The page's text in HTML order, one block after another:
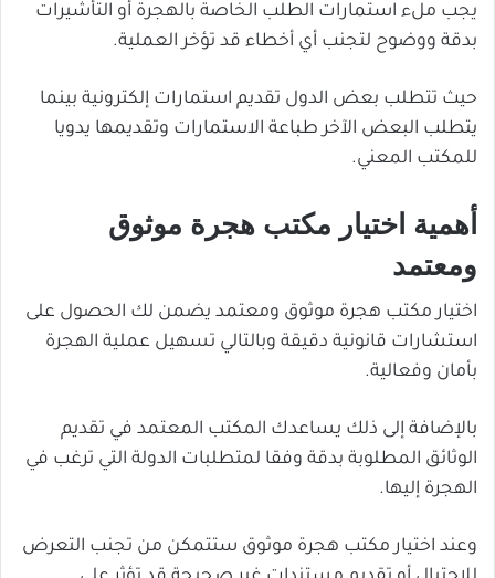
يجب ملء استمارات الطلب الخاصة بالهجرة أو التأشيرات
بدقة ووضوح لتجنب أي أخطاء قد تؤخر العملية.
حيث تتطلب بعض الدول تقديم استمارات إلكترونية بينما
يتطلب البعض الآخر طباعة الاستمارات وتقديمها يدويا
للمكتب المعني.
أهمية اختيار مكتب هجرة موثوق
ومعتمد
اختيار مكتب هجرة موثوق ومعتمد يضمن لك الحصول على
استشارات قانونية دقيقة وبالتالي تسهيل عملية الهجرة
بأمان وفعالية.
بالإضافة إلى ذلك يساعدك المكتب المعتمد في تقديم
الوثائق المطلوبة بدقة وفقا لمتطلبات الدولة التي ترغب في
الهجرة إليها.
وعند اختيار مكتب هجرة موثوق ستتمكن من تجنب التعرض